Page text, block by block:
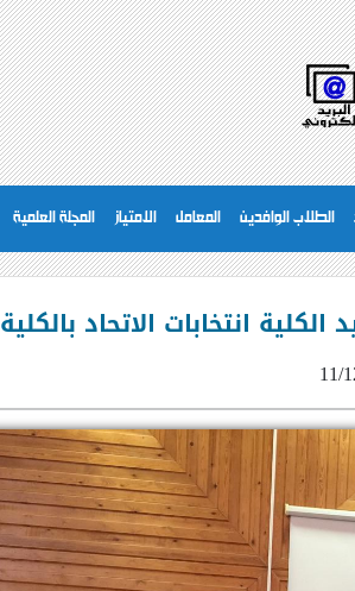
الطلاب الوافدين المعامل الامتياز المجلة العلمية
انتخابات الاتحاد بالكلية
11/